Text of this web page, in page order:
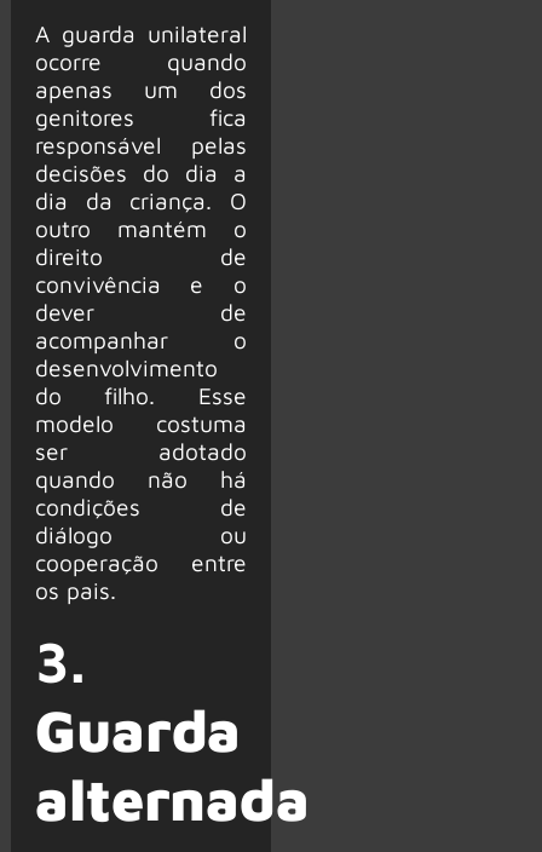
A guarda unilateral
ocorre quando
apenas um dos
genitores fica
responsável pelas
decisões do dia a
dia da criança. O
outro mantém o
direito de
convivência e o
dever de
acompanhar o
desenvolvimento
do filho. Esse
modelo costuma
ser adotado
quando não há
condições de
diálogo ou
cooperação entre
os pais.
3.
Guarda
alternada